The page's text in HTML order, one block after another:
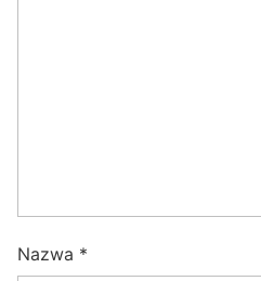
Nazwa *